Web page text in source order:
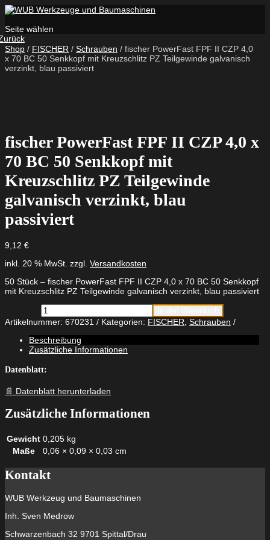
Seite wählen
Shop / FISCHER / Schrauben / fischer PowerFast FPF II CZP 4,0
x 70 BC 50 Senkkopf mit Kreuzschlitz PZ Teilgewinde galvanisch
verzinkt, blau passiviert
fischer PowerFast FPF II CZP 4,0 x
70 BC 50 Senkkopf mit
Kreuzschlitz PZ Teilgewinde
galvanisch verzinkt, blau
passiviert
9,12 €
inkl. 20 % MwSt. zzgl. Versandkosten
50 Stück – fischer PowerFast FPF II CZP 4,0 x 70 BC 50 Senkkopf
mit Kreuzschlitz PZ Teilgewinde galvanisch verzinkt, blau passiviert
fischer
PowerFast
FPF
II
CZP
4,0
x
70
50
mit
PZ
Teilgewinde
galvanisch
blau
passiviert
Artikelnummer: 670231 Kategorien: FISCHER Schrauben
Beschreibung
Zusätzliche Informationen
Datenblatt:
📄 Datenblatt herunterladen
Zusätzliche Informationen
Gewicht 0,205 kg
Maße
0,06 × 0,09 × 0,03 cm
Kontakt
WUB Werkzeug und Baumaschinen
Inh. Sven Medrow
Schwarzenbach 32 9701 Spittal/Drau